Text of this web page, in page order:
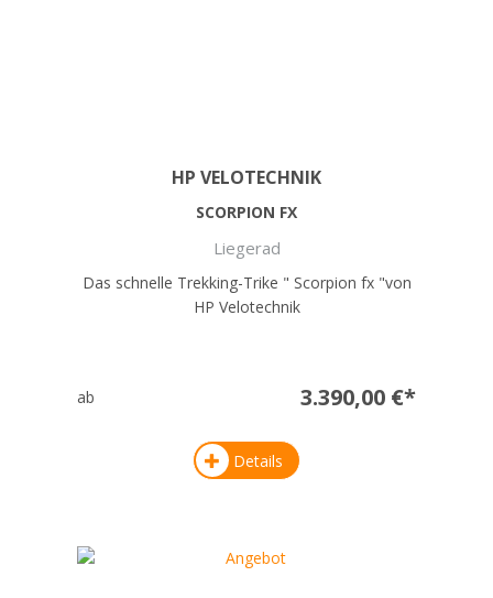
HP VELOTECHNIK
SCORPION FX
Liegerad
Das schnelle Trekking-Trike " Scorpion fx "von
HP Velotechnik
ab 3.390,00 €*
Details